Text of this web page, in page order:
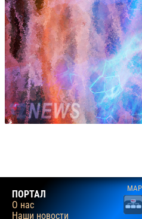
ПОРТАЛ
О нас
Наши новости
MAP